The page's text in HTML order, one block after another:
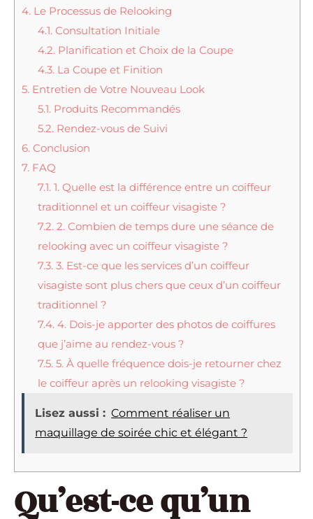
4. Le Processus de Relooking
4.1. Consultation Initiale
4.2. Planification et Choix de la Coupe
4.3. La Coupe et Finition
5. Entretien de Votre Nouveau Look
5.1. Produits Recommandés
5.2. Rendez-vous de Suivi
6. Conclusion
7. FAQ
7.1. 1. Quelle est la différence entre un coiffeur
traditionnel et un coiffeur visagiste ?
7.2. 2. Combien de temps dure une séance de
relooking avec un coiffeur visagiste ?
7.3. 3. Est-ce que les services d’un coiffeur
visagiste sont plus chers que ceux d’un coiffeur
traditionnel ?
7.4. 4. Dois-je apporter des photos de coiffures
que j’aime au rendez-vous ?
7.5. 5. À quelle fréquence dois-je retourner chez
le coiffeur après un relooking visagiste ?
Lisez aussi : Comment réaliser un
maquillage de soirée chic et élégant ?
Qu’est-ce qu’un